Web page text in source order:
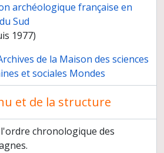
archéologique française en
Sud
1977)
de la Maison des sciences
et sociales Mondes
et de la structure
chronologique des